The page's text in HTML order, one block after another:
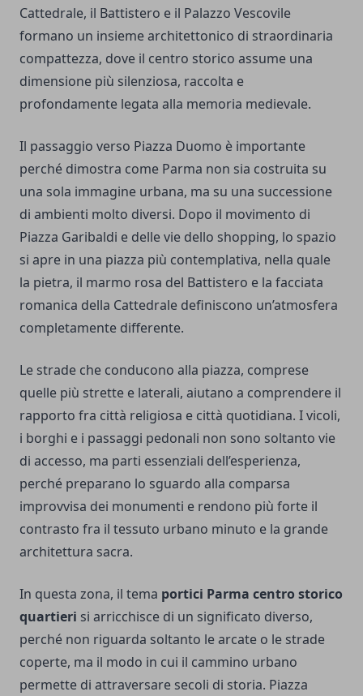
Cattedrale, il Battistero e il Palazzo Vescovile
formano un insieme architettonico di straordinaria
compattezza, dove il centro storico assume una
dimensione più silenziosa, raccolta e
profondamente legata alla memoria medievale.
Il passaggio verso Piazza Duomo è importante
perché dimostra come Parma non sia costruita su
una sola immagine urbana, ma su una successione
di ambienti molto diversi. Dopo il movimento di
Piazza Garibaldi e delle vie dello shopping, lo spazio
si apre in una piazza più contemplativa, nella quale
la pietra, il marmo rosa del Battistero e la facciata
romanica della Cattedrale definiscono un’atmosfera
completamente differente.
Le strade che conducono alla piazza, comprese
quelle più strette e laterali, aiutano a comprendere il
rapporto fra città religiosa e città quotidiana. I vicoli,
i borghi e i passaggi pedonali non sono soltanto vie
di accesso, ma parti essenziali dell’esperienza,
perché preparano lo sguardo alla comparsa
improvvisa dei monumenti e rendono più forte il
contrasto fra il tessuto urbano minuto e la grande
architettura sacra.
In questa zona, il tema portici Parma centro storico
quartieri si arricchisce di un significato diverso,
perché non riguarda soltanto le arcate o le strade
coperte, ma il modo in cui il cammino urbano
permette di attraversare secoli di storia. Piazza